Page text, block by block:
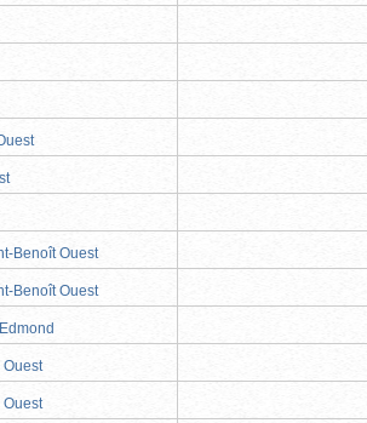
Benoît Ouest
Benoît Ouest
Ouest
Ouest